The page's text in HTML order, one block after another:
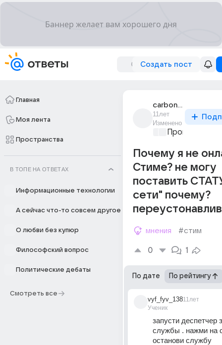
Создать пост
Главная
Моя лента
Пространства
В ТОПЕ НА ОТВЕТАХ
Информационные технологии
А сейчас что-то совсем другое
О любви без купюр
Философский вопрос
Политические дебаты
Смотреть все
carbon576
11лет
Изменено
Почему я не
Стиме? не могу
поставить
сети" почему?
мнения #стим
0 1
По дате По рейтингу
vyf_fyv_138
Ученик
11лет
запусти деспетчер
службы . нажми на
останови службу